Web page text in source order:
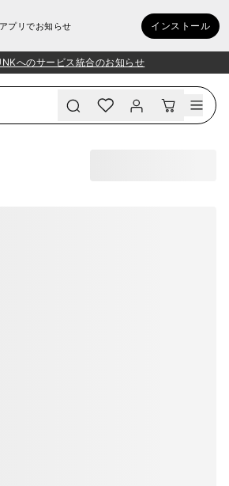
プリでお知らせ インストール
へのサービス統合のお知らせ